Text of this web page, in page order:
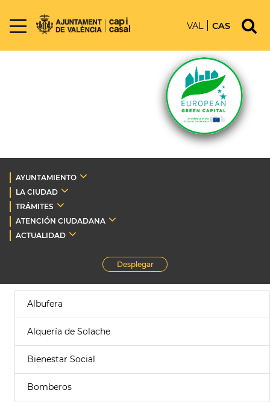
VAL CAS
AYUNTAMIENTO
LA CIUDAD
TRÁMITES
ATENCIÓN CIUDADANA
ACTUALIDAD
Desplegar
Albufera
Alquería de Solache
Bienestar Social
Bomberos